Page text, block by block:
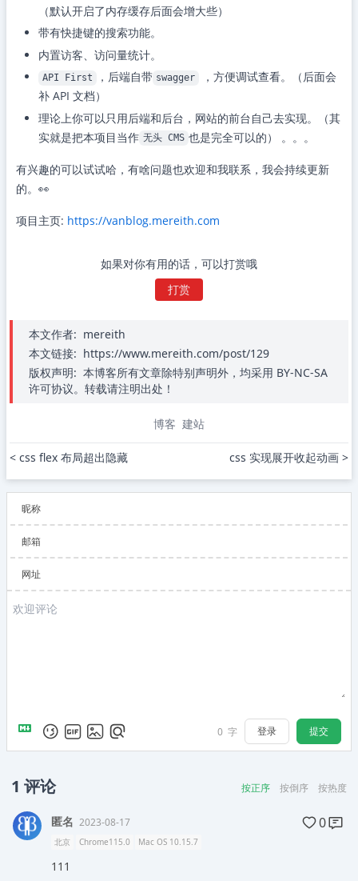
（默认开启了内存缓存后面会增大些）
带有快捷键的搜索功能。
内置访客、访问量统计。
API First ，后端自带 swagger
，方便调试查看。（后面会
补 API 文档）
理论上你可以只用后端和后台，网站的前台自己去实现。（其
实就是把本项目当作 无头 CMS 也是完全可以的） 。。。
有兴趣的可以试试哈，有啥问题也欢迎和我联系，我会持续更新
的。👀️
项目主页: https://vanblog.mereith.com
如果对你有用的话，可以打赏哦
打赏
本文作者: mereith
本文链接: https://www.mereith.com/post/129
版权声明: 本博客所有文章除特别声明外，均采用 BY-NC-SA
许可协议。转载请注明出处！
博客 建站
< css flex 布局超出隐藏 css 实现展开收起动画 >
昵称
邮箱
网址
0 字 登录 提交
1 评论 按正序 按倒序 按热度
匿名 2023-08-17 0
北京 Chrome115.0 Mac OS 10.15.7
111